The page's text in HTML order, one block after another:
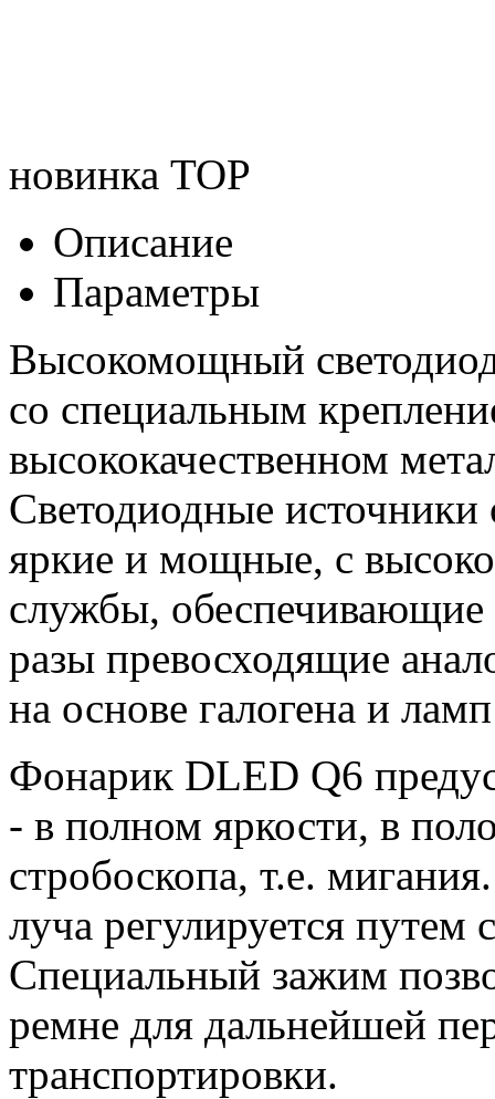
новинка TOP
Описание
Параметры
Высокомощный
со специальным
высококачественном
Светодиодные источники
яркие и мощные, с
службы, обеспечивающие
разы превосходящие
на основе галогена и
Фонарик DLED Q6
- в полном яркости, в
стробоскопа, т.е.
луча регулируется
Специальный зажим
ремне для дальнейшей
транспортировки.